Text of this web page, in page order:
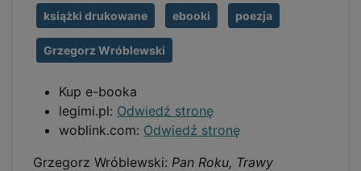
książki drukowane ebooki poezja
Grzegorz Wróblewski
Kup e-booka
legimi.pl: Odwiedź stronę
woblink.com: Odwiedź stronę
Grzegorz Wróblewski: Pan Roku, Trawy